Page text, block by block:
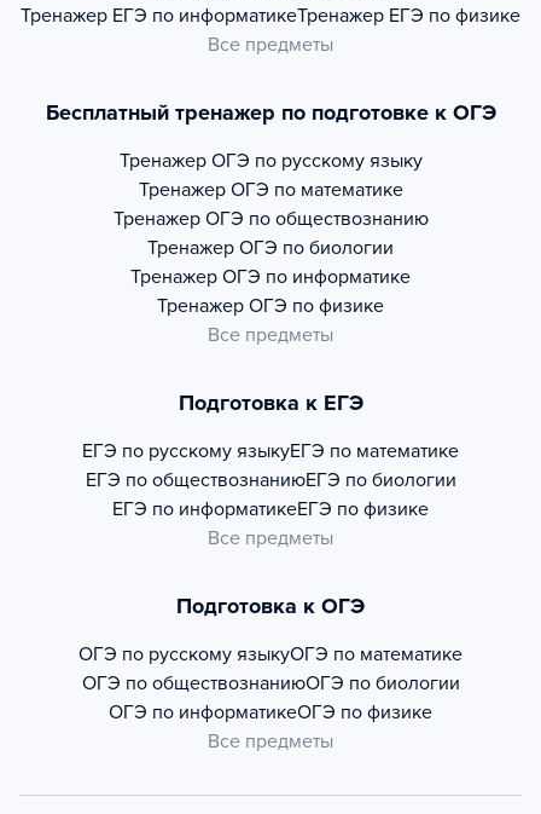
Тренажер ЕГЭ по информатикеТренажер ЕГЭ по физике
Все предметы
Бесплатный тренажер по подготовке к ОГЭ
Тренажер ОГЭ по русскому языку
Тренажер ОГЭ по математике
Тренажер ОГЭ по обществознанию
Тренажер ОГЭ по биологии
Тренажер ОГЭ по информатике
Тренажер ОГЭ по физике
Все предметы
Подготовка к ЕГЭ
ЕГЭ по русскому языкуЕГЭ по математике
ЕГЭ по обществознаниюЕГЭ по биологии
ЕГЭ по информатикеЕГЭ по физике
Все предметы
Подготовка к ОГЭ
ОГЭ по русскому языкуОГЭ по математике
ОГЭ по обществознаниюОГЭ по биологии
ОГЭ по информатикеОГЭ по физике
Все предметы